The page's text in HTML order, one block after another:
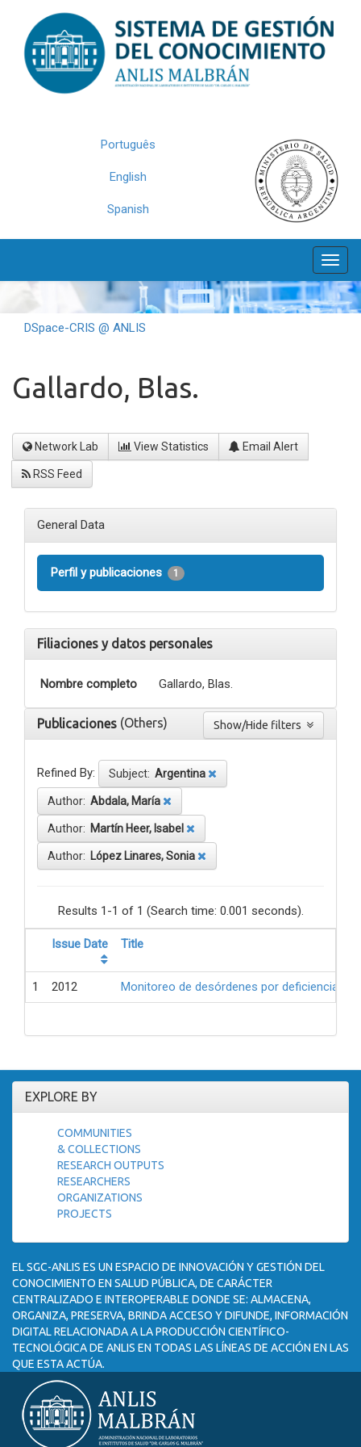
navigation
Português
English
Spanish
DSpace-CRIS @ ANLIS
Gallardo, Blas.
Network Lab View Statistics Email Alert
RSS Feed
General Data
Perfil y publicaciones 1
Filiaciones y datos personales
Nombre completo Gallardo, Blas.
Publicaciones (Others)
Refined By: Subject: Argentina
Author: Abdala, María
Author: Martín Heer, Isabel
Author: López Linares, Sonia
Results 1-1 of 1 (Search time: 0.001 seconds).
Issue Date Title
1 2012 Monitoreo de desórdenes por deficiencia
EXPLORE BY
COMMUNITIES
& COLLECTIONS
RESEARCH OUTPUTS
RESEARCHERS
ORGANIZATIONS
PROJECTS
EL SGC-ANLIS ES UN ESPACIO DE INNOVACIÓN Y GESTIÓN DEL
CONOCIMIENTO EN SALUD PÚBLICA, DE CARÁCTER
CENTRALIZADO E INTEROPERABLE DONDE SE: ALMACENA,
ORGANIZA, PRESERVA, BRINDA ACCESO Y DIFUNDE, INFORMACIÓN
DIGITAL RELACIONADA A LA PRODUCCIÓN CIENTÍFICO-
TECNOLÓGICA DE ANLIS EN TODAS LAS LÍNEAS DE ACCIÓN EN LAS
QUE ESTA ACTÚA.